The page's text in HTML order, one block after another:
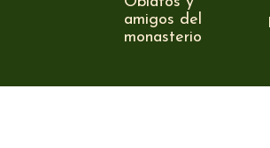
amigos del
monasterio